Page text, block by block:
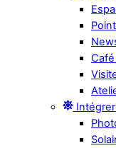
Intégrer